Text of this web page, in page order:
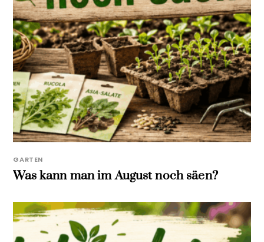
GARTEN
Was kann man im August noch säen?